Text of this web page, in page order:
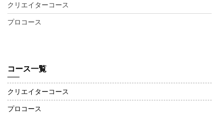
クリエイターコース
プロコース
コース一覧
クリエイターコース
プロコース